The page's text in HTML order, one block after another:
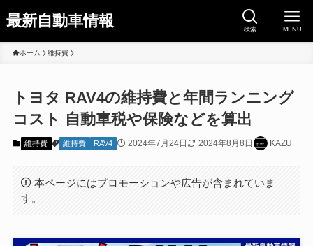
最新自動車情報 検索 MENU
ホーム 維持費
トヨタ RAV4の維持費と年間ランニング
コスト 自動車税や保険などを算出
維持費 維持費 RAV4 2024年7月24日 2024年8月8日 KAZU
本ページにはプロモーションや広告が含まれていま
す。